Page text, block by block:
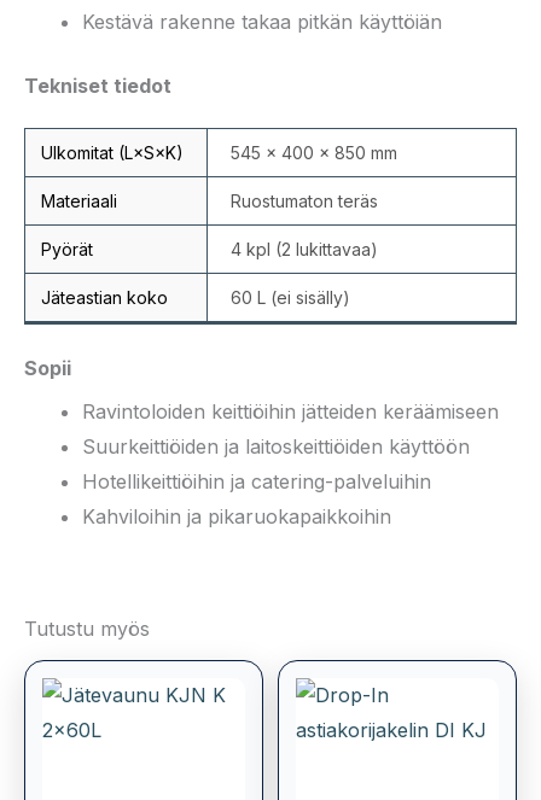
Kestävä rakenne takaa pitkän käyttöiän
Tekniset tiedot
Ulkomitat (L×S×K) 545 × 400 × 850 mm
Materiaali Ruostumaton teräs
Pyörät 4 kpl (2 lukittavaa)
Jäteastian koko 60 L (ei sisälly)
Sopii
Ravintoloiden keittiöihin jätteiden keräämiseen
Suurkeittiöiden ja laitoskeittiöiden käyttöön
Hotellikeittiöihin ja catering-palveluihin
Kahviloihin ja pikaruokapaikkoihin
Tutustu myös